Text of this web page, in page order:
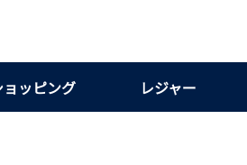
ョッピング レジャー